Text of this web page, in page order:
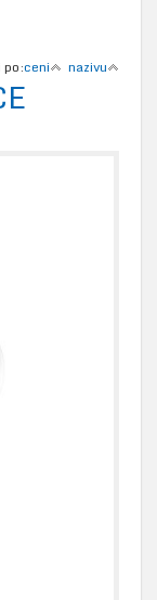
po:ceni nazivu